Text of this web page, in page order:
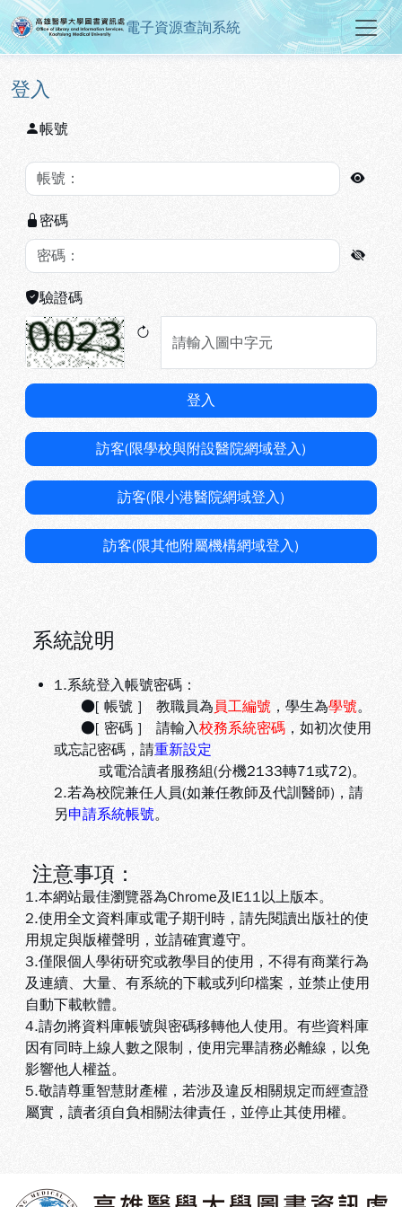
跳到主要內容
:::
高雄醫學大學圖書資訊處電子資
電子資源查詢系統
:::
登入
帳號
密碼
驗證碼
登入
訪客(限學校與附設醫院網域登入)
訪客(限小港醫院網域登入)
訪客(限其他附屬機構網域登入)
系統說明
1.系統登入帳號密碼：
●[ 帳號 ] 教職員為 員工編號 ，學生為學號。
●[ 密碼 ] 請輸入校務系統密碼 ，如初次使用
或忘記密碼，請重新設定
或電洽讀者服務組(分機2133轉71或72)。
2.若為校院兼任人員(如兼任教師及代訓醫師)，請
另申請系統帳號。
注意事項：
1.本網站最佳瀏覽器為Chrome及IE11以上版本。
2.使用全文資料庫或電子期刊時，請先閱讀出版社的使
用規定與版權聲明，並請確實遵守。
3.僅限個人學術研究或教學目的使用，不得有商業行為
及連續、大量、有系統的下載或列印檔案，並禁止使用
自動下載軟體。
4.請勿將資料庫帳號與密碼移轉他人使用。有些資料庫
因有同時上線人數之限制，使用完畢請務必離線，以免
影響他人權益。
5.敬請尊重智慧財產權，若涉及違反相關規定而經查證
屬實，讀者須自負相關法律責任，並停止其使用權。